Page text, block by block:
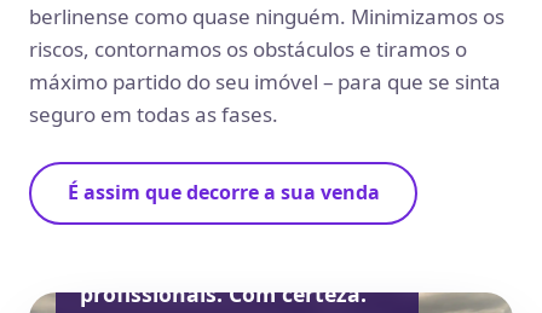
berlinense como quase ninguém. Minimizamos os
riscos, contornamos os obstáculos e tiramos o
máximo partido do seu imóvel – para que se sinta
seguro em todas as fases.
É assim que decorre a sua venda
profissionais. Com certeza.